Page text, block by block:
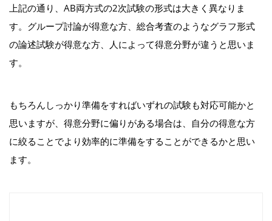
上記の通り、AB両方式の2次試験の形式は大きく異なりま
す。グループ討論が得意な方、総合考査のようなグラフ形式
の論述試験が得意な方、人によって得意分野が違うと思いま
す。
もちろんしっかり準備をすればいずれの試験も対応可能かと
思いますが、得意分野に偏りがある場合は、自分の得意な方
に絞ることでより効率的に準備をすることができるかと思い
ます。